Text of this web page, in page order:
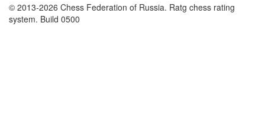
© 2013-2026 Chess Federation of Russia. Ratg chess rating
system. Build 0500